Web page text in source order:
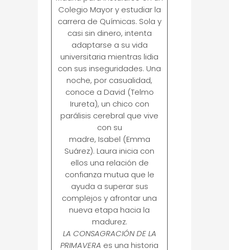
Colegio Mayor y estudiar la
carrera de Químicas. Sola y
casi sin dinero, intenta
adaptarse a su vida
universitaria mientras lidia
con sus inseguridades. Una
noche, por casualidad,
conoce a David (Telmo
Irureta), un chico con
parálisis cerebral que vive
con su
madre, Isabel (Emma
Suárez). Laura inicia con
ellos una relación de
confianza mutua que le
ayuda a superar sus
complejos y afrontar una
nueva etapa hacia la
madurez.
LA CONSAGRACIÓN DE LA
PRIMAVERA es una historia